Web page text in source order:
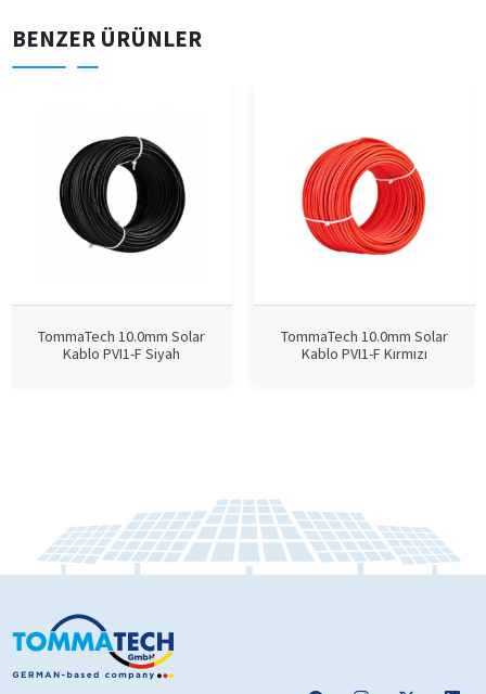
BENZER ÜRÜNLER
TommaTech 10.0mm Solar
Kablo PVI1-F Siyah
TommaTech 10.0mm Solar
Kablo PVI1-F Kırmızı